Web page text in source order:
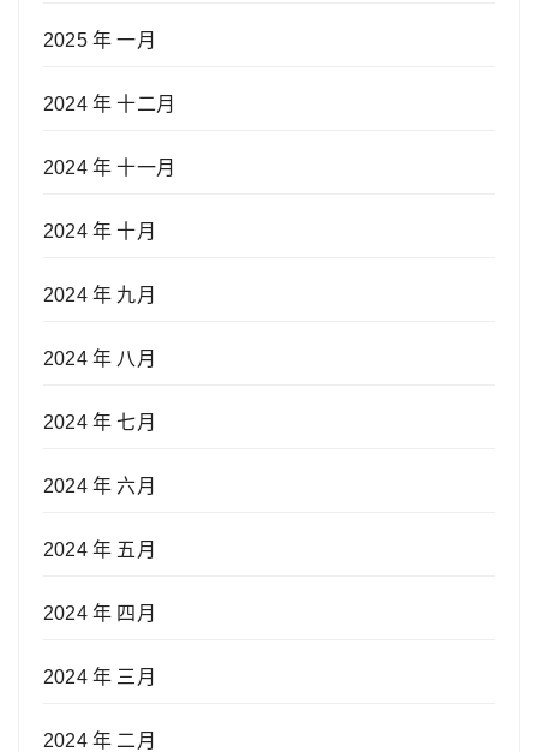
2025 年 一月
2024 年 十二月
2024 年 十一月
2024 年 十月
2024 年 九月
2024 年 八月
2024 年 七月
2024 年 六月
2024 年 五月
2024 年 四月
2024 年 三月
2024 年 二月